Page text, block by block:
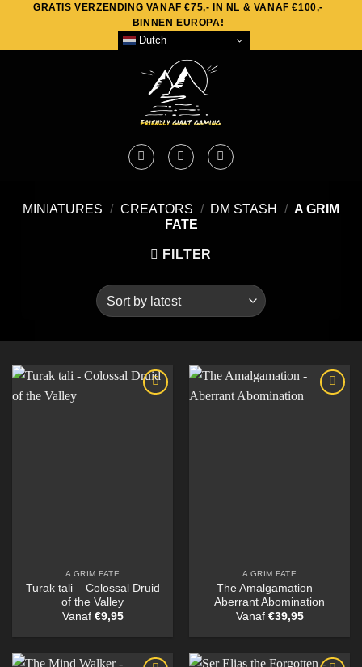
content
GRATIS VERZENDING VANAF €75,- IN NL & VANAF €100,-
BINNEN EUROPA!
Dutch
MINIATURES / CREATORS / DM STASH / A GRIM
FATE
FILTER
A GRIM FATE
Turak tali – Colossal Druid
of the Valley
Vanaf €9,95
A GRIM FATE
The Amalgamation –
Aberrant Abomination
Vanaf €39,95